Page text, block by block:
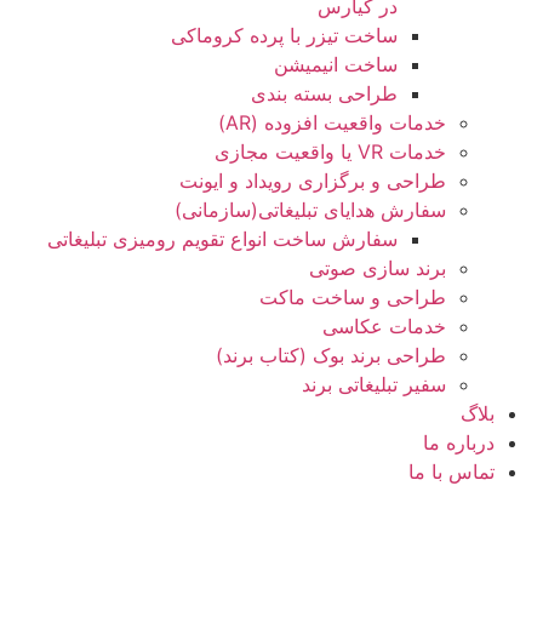
در کیارس
ساخت تیزر با پرده کروماکی
ساخت انیمیشن
طراحی بسته بندی
خدمات واقعیت افزوده (AR)
خدمات VR یا واقعیت مجازی
طراحی و برگزاری رویداد و ایونت
سفارش هدایای تبلیغاتی(سازمانی)
سفارش ساخت انواع تقویم رومیزی تبلیغاتی
برند سازی صوتی
طراحی و ساخت ماکت
خدمات عکاسی
طراحی برند بوک (کتاب برند)
سفیر تبلیغاتی برند
بلاگ
درباره ما
تماس با ما